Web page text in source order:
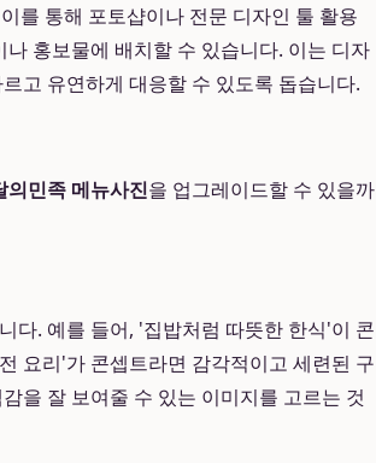
를 통해 포토샵이나 전문 디자인 툴 활용
홍보물에 배치할 수 있습니다. 이는 디자
고 유연하게 대응할 수 있도록 돕습니다.
의민족 메뉴사진을 업그레이드할 수 있을까
다. 예를 들어, '집밥처럼 따뜻한 한식'이 콘
요리'가 콘셉트라면 감각적이고 세련된 구
을 잘 보여줄 수 있는 이미지를 고르는 것